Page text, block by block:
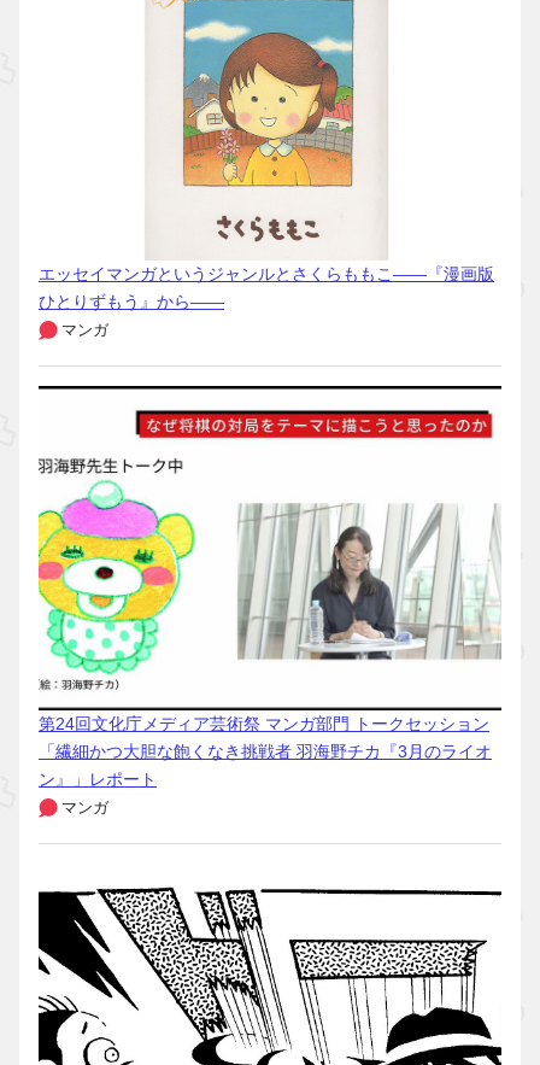
エッセイマンガというジャンルとさくらももこ――『漫画版
ひとりずもう』から――
マンガ
第24回文化庁メディア芸術祭 マンガ部門 トークセッション
「繊細かつ大胆な飽くなき挑戦者 羽海野チカ『3月のライオ
ン』」レポート
マンガ